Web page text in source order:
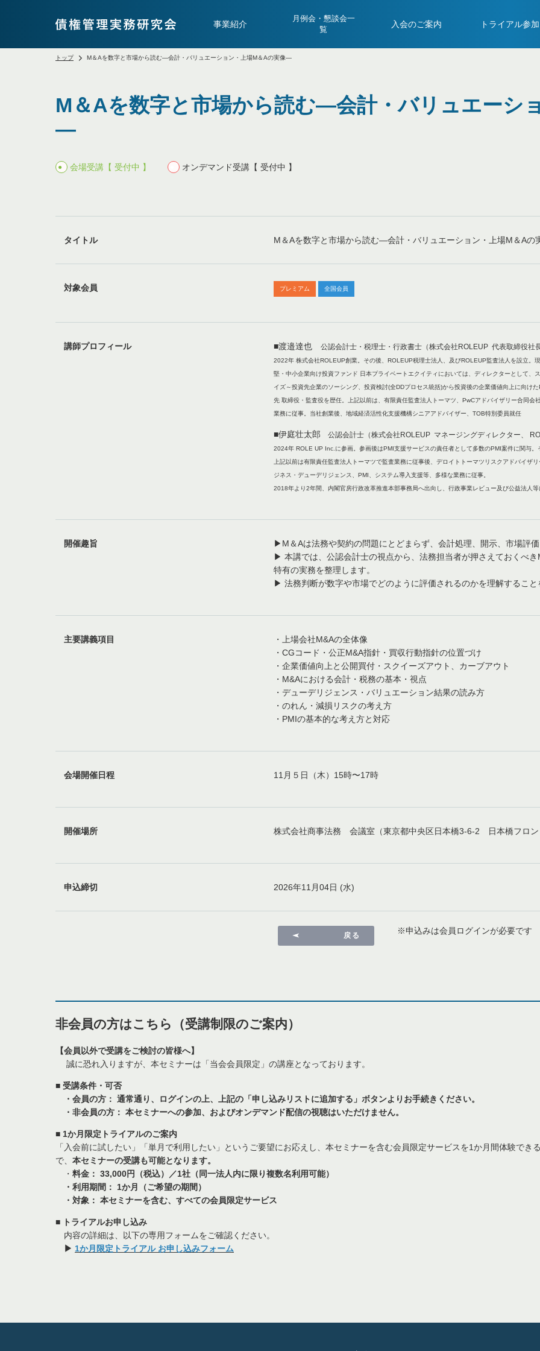
事業紹介
月例会・懇談会一
覧
入会のご案内 トライアル参加
トップ M＆Aを数字と市場から読む―会計・バリュエーション・上場M＆Aの実像―
M＆Aを数字と市場から読む―会計・バリュエーシ
―
会場受講【 受付中 】 オンデマンド受講【 受付中 】
タイトル M＆Aを数字と市場から読む―会計・バリュエーション・上場M＆A
対象会員 プレミアム 全国会員
講師プロフィール ■渡邉達也 公認会計士・税理士・行政書士（株式会社ROLEUP 代表取締役社
2022年 株式会社ROLEUP創業。その後、ROLEUP税理士法人、及びROLEUP監査法人を設立。
堅・中小企業向け投資ファンド 日本プライベートエクイティにおいては、ディレクターとして
イズ～投資先企業のソーシング、投資検討(全DDプロセス統括)から投資後の企業価値向上に向
先 取締役・監査役を歴任。上記以前は、有限責任監査法人トーマツ、PwCアドバイザリー合同
業務に従事。当社創業後、地域経済活性化支援機構シニアアドバイザー、TOB特別委員就任
■伊庭壮太郎 公認会計士（株式会社ROLEUP マネージングディレクター、
2024年 ROLE UP Inc.に参画。参画後はPMI支援サービスの責任者として多数のPMI案件に関与。
上記以前は有限責任監査法人トーマツで監査業務に従事後、デロイトトーマツリスクアドバイ
ジネス・デューデリジェンス、PMI、システム導入支援等、多様な業務に従事。
2018年より2年間、内閣官房行政改革推進本部事務局へ出向し、行政事業レビュー及び公益法人等
開催趣旨
▶M＆Aは法務や契約の問題にとどまらず、会計処理、開示、市場評
▶ 本講では、公認会計士の視点から、法務担当者が押さえておくべ
特有の実務を整理します。
▶ 法務判断が数字や市場でどのように評価されるのかを理解すること
主要講義項目
・上場会社M&Aの全体像
・CGコード・公正M&A指針・買収行動指針の位置づけ
・企業価値向上と公開買付・スクイーズアウト、カーブアウト
・M&Aにおける会計・税務の基本・視点
・デューデリジェンス・バリュエーション結果の読み方
・のれん・減損リスクの考え方
・PMIの基本的な考え方と対応
会場開催日程 11月５日（木）15時〜17時
開催場所 株式会社商事法務 会議室（東京都中央区日本橋3-6-2 日本橋フロン
申込締切 2026年11月04日 (水)
※申込みは会員ログインが必要です
戻る
非会員の方はこちら（受講制限のご案内）
【会員以外で受講をご検討の皆様へ】
誠に恐れ入りますが、本セミナーは「当会会員限定」の講座となっております。
■ 受講条件・可否
・会員の方： 通常通り、ログインの上、上記の「申し込みリストに追加する」ボタンよりお手続きください。
・非会員の方： 本セミナーへの参加、およびオンデマンド配信の視聴はいただけません。
■ 1か月限定トライアルのご案内
「入会前に試したい」「単月で利用したい」というご要望にお応えし、本セミナーを含む会員限定サービスを1か月間体験で
で、 本セミナーの受講も可能となります。
・ 料金： 33,000円（税込）／1社（同一法人内に限り複数名利用可能）
・利用期間： 1か月（ご希望の期間）
・対象： 本セミナーを含む、すべての会員限定サービス
■ トライアルお申し込み
内容の詳細は、以下の専用フォームをご確認ください。
▶ 1か月限定トライアル お申し込みフォーム